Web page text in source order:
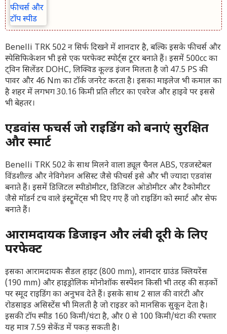
Benelli TRK 502 न सिर्फ दिखने में शानदार है, बल्कि इसके फीचर्स और
स्पेसिफिकेशन भी इसे एक परफेक्ट स्पोर्ट्स टूरर बनाते हैं। इसमें 500cc का
ट्विन सिलेंडर DOHC, लिक्विड कूल्ड इंजन मिलता है जो 47.5 PS की
पावर और 46 Nm का टॉर्क जनरेट करता है। इसका माइलेज भी कमाल का
है शहर में लगभग 30.16 किमी प्रति लीटर का एवरेज और हाइवे पर इससे
भी बेहतर।
एडवांस फीचर्स जो राइडिंग को बनाएं सुरक्षित
और स्मार्ट
Benelli TRK 502 के साथ मिलने वाला ड्यूल चैनल ABS, एडजस्टेबल
विंडशील्ड और नेविगेशन असिस्ट जैसे फीचर्स इसे और भी ज्यादा एडवांस
बनाते हैं। इसमें डिजिटल स्पीडोमीटर, डिजिटल ओडोमीटर और टैकोमीटर
जैसे मॉडर्न टच वाले इंस्ट्रूमेंट्स भी दिए गए हैं जो राइडिंग को स्मार्ट और सेफ
बनाते हैं।
आरामदायक डिजाइन और लंबी दूरी के लिए
परफेक्ट
इसका आरामदायक सैडल हाइट (800 mm), शानदार ग्राउंड क्लियरेंस
(190 mm) और हाइड्रोलिक मोनोशॉक सस्पेंशन किसी भी तरह की सड़कों
पर स्मूद राइडिंग का अनुभव देते हैं। इसके साथ 2 साल की वारंटी और
रोडसाइड असिस्टेंस भी मिलती है जो राइडर को मानसिक सुकून देता है।
इसकी टॉप स्पीड 160 किमी/घंटा है, और 0 से 100 किमी/घंटा की रफ्तार
यह मात्र 7.59 सेकेंड में पकड़ सकती है।